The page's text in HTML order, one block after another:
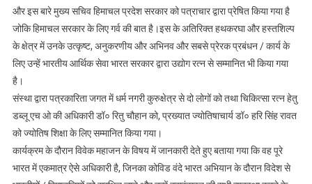
और इस बारे मुख्य सचिव हिमाचल प्रदेश सरकार को पत्राचार द्वारा प्रेषित किया गया है
जोकि हिमाचल सरकार के लिए गर्व की बात है।इस के अतिरिक्त हथकरघा और हस्तशिल्प
के क्षेत्र में उनके उत्कृष्ट, अनुकरणीय और अभिनव और सबसे प्रेरक प्रबंधन / कार्य के
लिए उन्हें भारतीय आर्थिक सेवा भारत सरकार द्वारा उद्योग रत्न से सम्मानित भी किया गया
है।
संस्था द्वारा पत्रकारिता जगत में धर्म नगरी कुरुक्षेत्र से दो लोगों को तथा चिकित्सा रत्न हेतु
डब्लू एच ओ की अधिकारी डॉ० रितु चौहान को, प्रख्यात ज्योतिषाचार्य डॉ० हरि सिंह रावत
को ज्योतिष शिक्षा के लिए सम्मानित किया गया।
कार्यक्रम के दौरान विवेक महाजन के विषय में जानकारी देते हुए बताया गया कि वह पूरे
भारत में एकमात्र ऐसे अधिकारी है, जिनका कोविड वंदे भारत अभियान के दौरान विदेश से